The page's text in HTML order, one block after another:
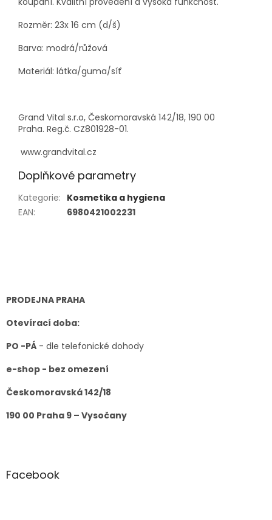
Rozměr: 23x 16 cm (d/š)
Barva: modrá/růžová
Materiál: látka/guma/síť
Grand Vital s.r.o, Českomoravská 142/18, 190 00
Praha. Reg.č. CZ801928-01.
www.grandvital.cz
Doplňkové parametry
Kategorie: Kosmetika a hygiena
EAN: 6980421002231
PRODEJNA PRAHA
Otevírací doba:
PO -PÁ - dle telefonické dohody
e-shop - bez omezení
Českomoravská 142/18
190 00 Praha 9 – Vysočany
Facebook